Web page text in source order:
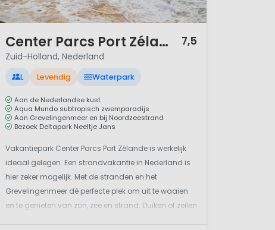
Center Parcs Port Zélande 7,5
Zuid-Holland, Nederland
L Levendig Waterpark
Aan de Nederlandse kust
Aqua Mundo subtropisch zwemparadijs
Aan Grevelingenmeer en bij Noordzeestrand
Bezoek Deltapark Neeltje Jans
Vakantiepark Center Parcs Port Zélande is werkelijk
ideaal gelegen. Een strandvakantie in Nederland is
hier zeker mogelijk. Met de stranden en het
Grevelingenmeer dé perfecte plek om uit te waaien
en te genieten van zon, zee en strand. Duiken of zeilen